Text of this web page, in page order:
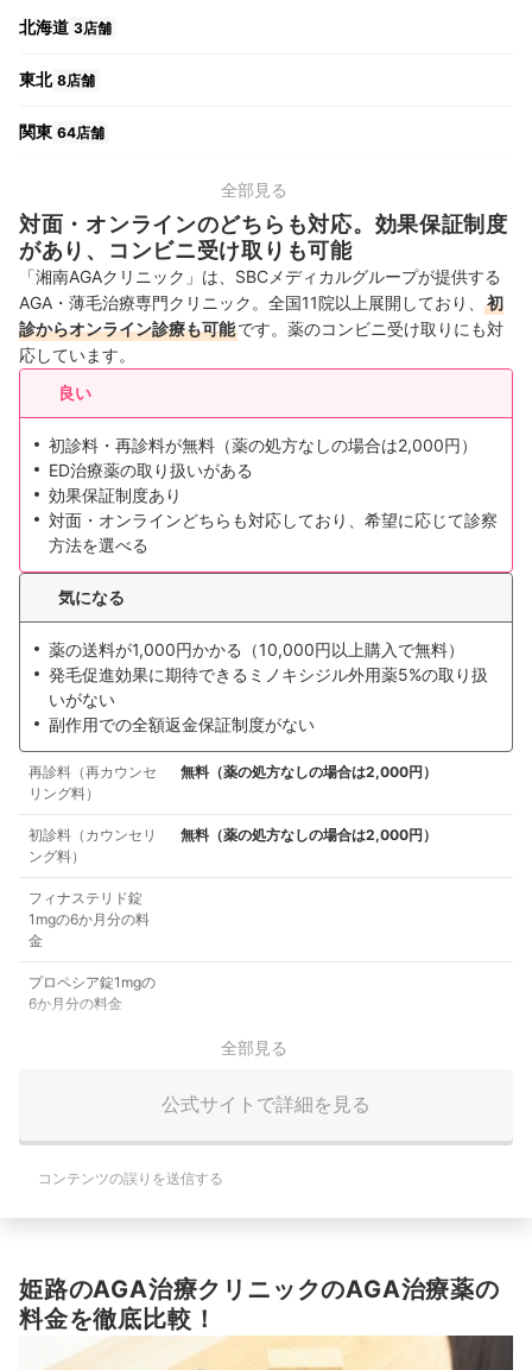
北海道 3店舗
東北 8店舗
関東 64店舗
関西 17店舗
中国・四国 9店舗
九州・沖縄 11店舗
全部見る
対面・オンラインのどちらも対応。効果保証制度
があり、コンビニ受け取りも可能
「湘南AGAクリニック」は、SBCメディカルグループが提供する
AGA・薄毛治療専門クリニック。全国11院以上展開しており、
初
診からオンライン診療も可能です。薬のコンビニ受け取りにも対
応しています。
良い
初診料・再診料が無料（薬の処方なしの場合は2,000円）
ED治療薬の取り扱いがある
効果保証制度あり
対面・オンラインどちらも対応しており、希望に応じて診察
方法を選べる
気になる
薬の送料が1,000円かかる（10,000円以上購入で無料）
発毛促進効果に期待できるミノキシジル外用薬5%の取り扱
いがない
副作用での全額返金保証制度がない
再診料（再カウンセ
リング料）
無料（薬の処方なしの場合は2,000円）
初診料（カウンセリ
ング料）
無料（薬の処方なしの場合は2,000円）
フィナステリド錠
1mgの6か月分の料
金
プロペシア錠1mgの
6か月分の料金
全部見る
公式サイトで詳細を見る
コンテンツの誤りを送信する
姫路のAGA治療クリニックのAGA治療薬の
料金を徹底比較！